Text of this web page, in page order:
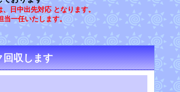
日中出先対応 となります。
当一任いたします。
回収します